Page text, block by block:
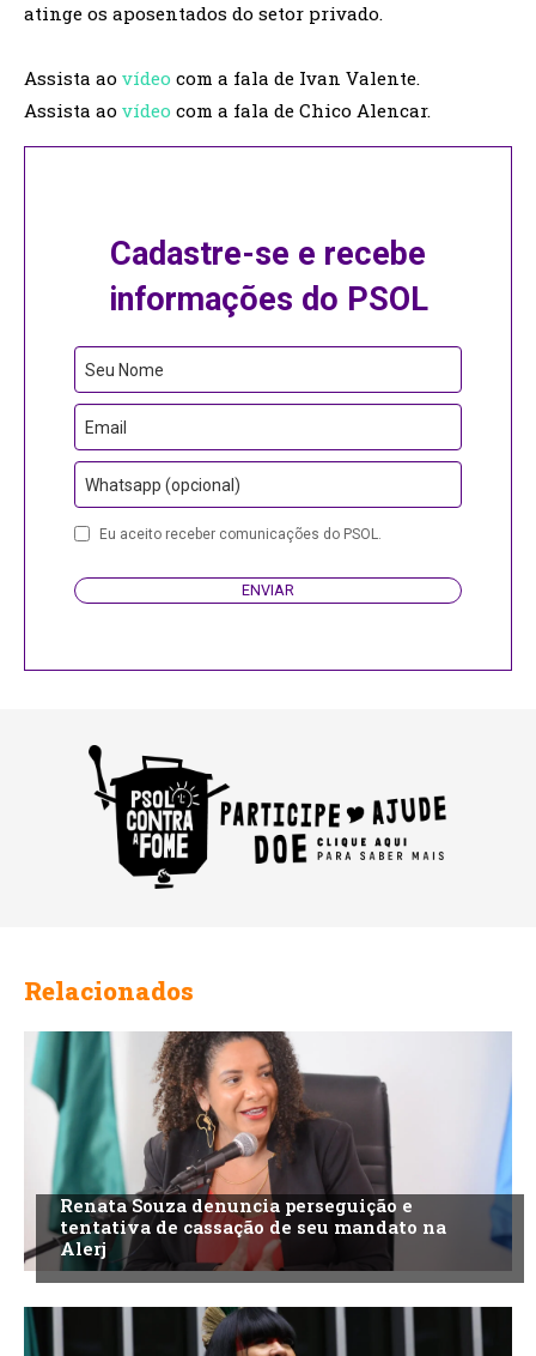
atinge os aposentados do setor privado.
Assista ao vídeo com a fala de Ivan Valente.
Assista ao vídeo com a fala de Chico Alencar.
Cadastre-se e recebe
informações do PSOL
Seu Nome
Email
Whatsapp (opcional)
Eu aceito receber comunicações do PSOL.
ENVIAR
Relacionados
Renata Souza denuncia perseguição e
tentativa de cassação de seu mandato na
Alerj